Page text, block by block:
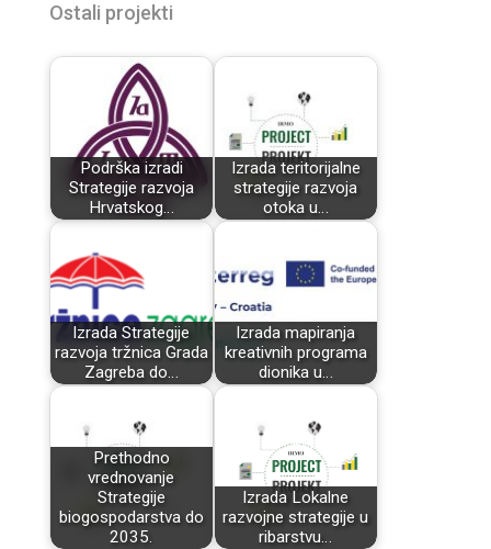
Ostali projekti
Podrška izradi
Strategije razvoja
Hrvatskog…
Izrada teritorijalne
strategije razvoja
otoka u…
Izrada Strategije
razvoja tržnica Grada
Zagreba do…
Izrada mapiranja
kreativnih programa
dionika u…
Prethodno
vrednovanje
Strategije
biogospodarstva do
2035.
Izrada Lokalne
razvojne strategije u
ribarstvu…